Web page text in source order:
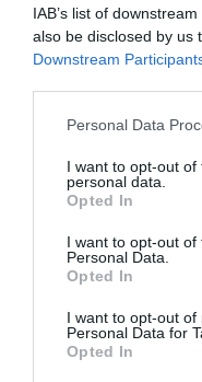
IAB’s list of
also be disclosed by us
Downstream
Personal Data
I want to opt-out
personal data.
Opted In
I want to opt-out of
Personal Data.
Opted In
I want to opt-out of
Personal Data for
Opted In
Naše delo na